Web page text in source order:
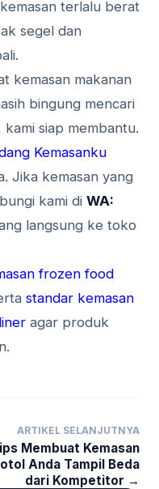
terlalu berat
segel dan
kemasan makanan
bingung mencari
siap membantu.
Kemasanku
Jika kemasan yang
kami di WA:
langsung ke toko
frozen food
standar kemasan
agar produk
ARTIKEL SELANJUTNYA
Membuat Kemasan
Anda Tampil Beda
dari Kompetitor →